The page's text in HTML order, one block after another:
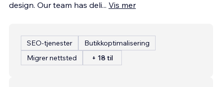
design. Our team has deli... Vis mer
SEO-tjenester
Butikkoptimalisering
Migrer nettsted
+ 18 til